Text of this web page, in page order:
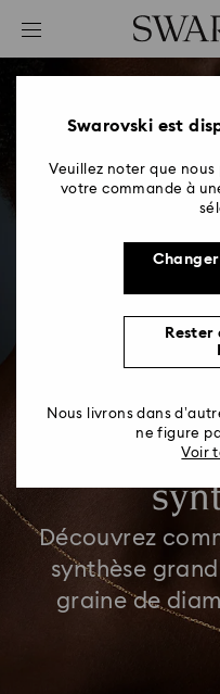
Accesskeys list
0 - Header
2 - Footer
Comment
les
Découvrez
synthèse
graine de
Swarovski est
Veuillez noter que
votre commande à
Rester
Nous livrons dans
ne figure
Voir